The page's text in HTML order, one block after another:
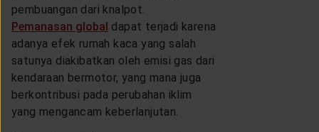
pembuangan dari knalpot.
Pemanasan global dapat terjadi karena
adanya efek rumah kaca yang salah
satunya diakibatkan oleh emisi gas dari
kendaraan bermotor, yang mana juga
berkontribusi pada perubahan iklim
yang mengancam keberlanjutan.